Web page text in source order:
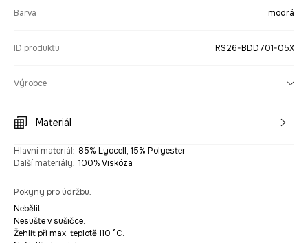
Barva modrá
ID produktu RS26-BDD701-05X
Výrobce
Materiál
Hlavní materiál: 85% Lyocell, 15% Polyester
Další materiály: 100% Viskóza
Pokyny pro údržbu:
Nebělit.
Nesušte v sušičce.
Žehlit při max. teplotě 110 °C.